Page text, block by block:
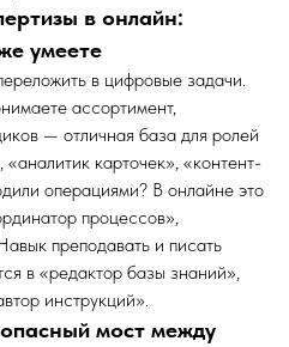
в онлайн:
умеете
в цифровые задачи.
ассортимент,
— отличная база для ролей
карточек», «контент-
операциями? В онлайне это
процессов»,
преподавать и писать
в «редактор базы знаний»,
инструкций».
мост между